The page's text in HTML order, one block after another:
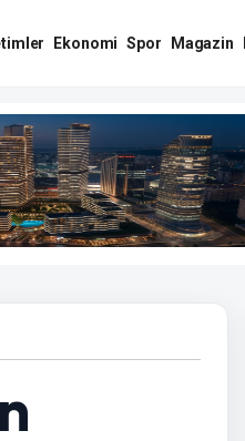
Ekonomi Spor Magazin